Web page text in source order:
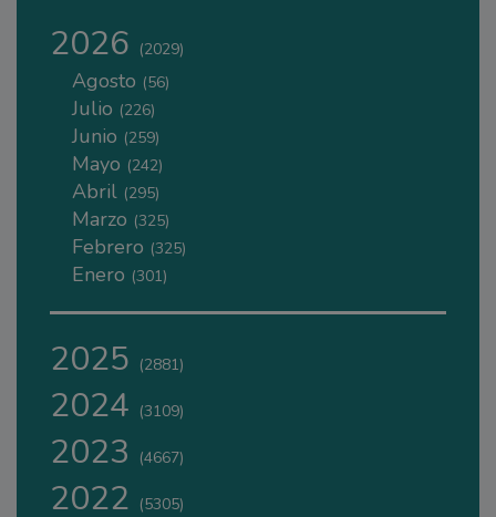
2026 (2029)
Agosto (56)
Julio (226)
Junio (259)
Mayo (242)
Abril (295)
Marzo (325)
Febrero (325)
Enero (301)
2025 (2881)
2024 (3109)
2023 (4667)
2022 (5305)